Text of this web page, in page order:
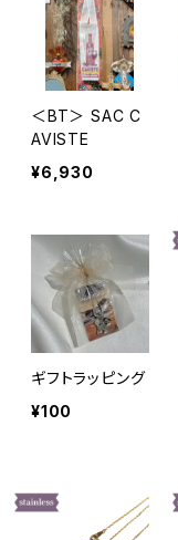
＜BT＞ SAC C
AVISTE
¥6,930
ギフトラッピング
¥100